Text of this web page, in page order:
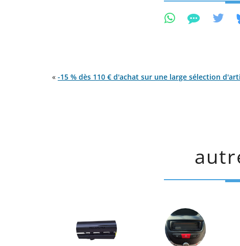
« -15 % dès 110 € d'achat sur une large sélection